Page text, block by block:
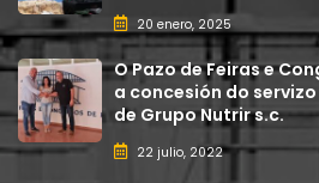
20 enero, 2025
O Pazo de Feiras e
a concesión do
de Grupo Nutrir s.c.
22 julio, 2022